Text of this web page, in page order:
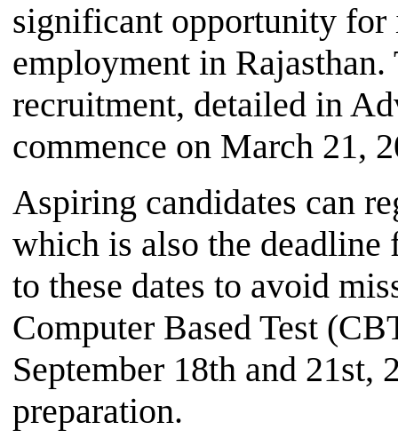
significant opportunity for
employment in
recruitment, detailed in
commence on March 21,
Aspiring candidates can
which is also the deadline
to these dates to avoid
Computer Based Test
September 18th and
preparation.